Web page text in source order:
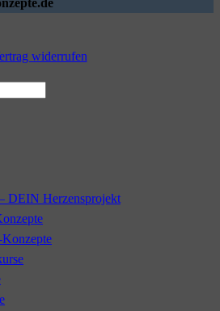
widerrufen
DEIN Herzensprojekt
Konzepte